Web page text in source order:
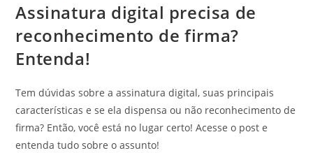
Assinatura digital precisa de
reconhecimento de firma?
Entenda!
Tem dúvidas sobre a assinatura digital, suas principais
características e se ela dispensa ou não reconhecimento de
firma? Então, você está no lugar certo! Acesse o post e
entenda tudo sobre o assunto!